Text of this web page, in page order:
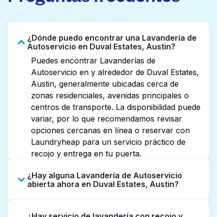
¿Dónde puedo encontrar una Lavandería de
Autoservicio en Duval Estates, Austin?
Puedes encontrar Lavanderías de
Autoservicio en y alrededor de Duval Estates,
Austin, generalmente ubicadas cerca de
zonas residenciales, avenidas principales o
centros de transporte. La disponibilidad puede
variar, por lo que recomendamos revisar
opciones cercanas en línea o reservar con
Laundryheap para un servicio práctico de
recojo y entrega en tu puerta.
¿Hay alguna Lavandería de Autoservicio
abierta ahora en Duval Estates, Austin?